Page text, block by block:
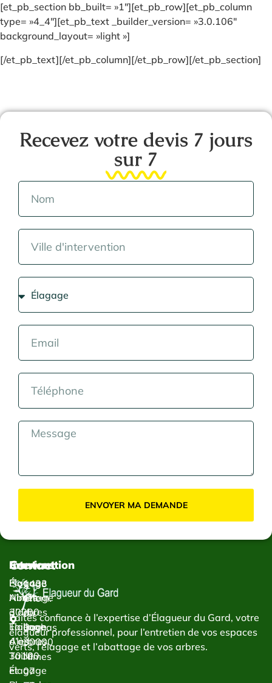
[et_pb_section bb_built= »1″][et_pb_row][et_pb_column
type= »4_4″][et_pb_text _builder_version= »3.0.106″
background_layout= »light »]
[/et_pb_text][/et_pb_column][/et_pb_row][/et_pb_section]
Recevez votre devis 7 jours
sur 7
ENVOYER MA DEMANDE
Faites confiance à l’expertise d’Élagueur du Gard, votre
élagueur professionnel, pour l’entretien de vos espaces
verts, l’élagage et l’abattage de vos arbres.
Services
Élagage
Abattage
d’arbres
Taillage
d’arbres
Taille
et
Intervention
Élagage
Nîmes
30000
Élagage
Alès
30100
Élagage
Contact
1433
Chem.
du
Bachas
30000
Nîmes
07